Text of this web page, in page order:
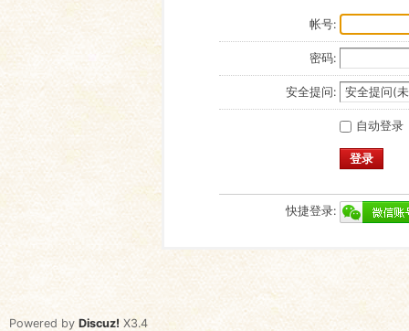
帐号:
密码:
安全提问:
自动登录
登录
快捷登录:
Powered by Discuz! X3.4